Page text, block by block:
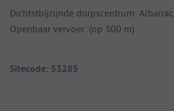
Dichtstbijzijnde dorpscentrum:
Openbaar vervoer: (op 300 m)
Sitecode: 53285